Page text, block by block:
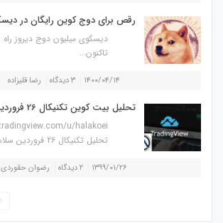
رقص برای دوج کوین رایگان در
دیسکوی میلیون دوج دیروز
تاکنون...
۱۴۰۰/۰۴/۱۴ ۳ دیدگاه رضا قلیزاده
تحلیل بیت کوین تکنیکال 26 فروردین
تحلیل تکنیکال 26 فروردین سلام...
۱۳۹۹/۰۱/۲۶ ۲ دیدگاه رضوان حقوردی